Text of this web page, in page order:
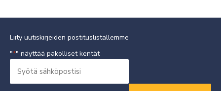
Liity uutiskirjeiden postituslistallemme
"*" näyttää pakolliset kentät
sähköpostisi